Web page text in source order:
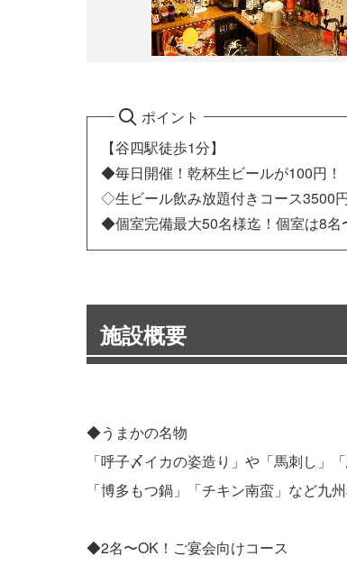
ポイント
【谷四駅徒歩1分】
◆毎日開催！乾杯生ビールが100円！
◇生ビール飲み放題付きコース3500
◆個室完備最大50名様迄！個室は8
施設概要
◆うまかの名物
「呼子〆イカの姿造り」や「馬刺し」「
「博多もつ鍋」「チキン南蛮」など九
◆2名〜OK！ご宴会向けコース